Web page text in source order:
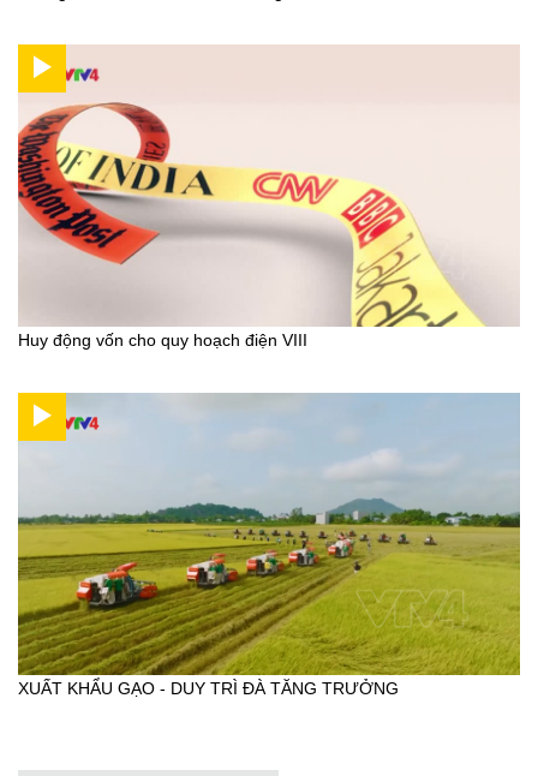
Huy động vốn cho quy hoạch điện VIII
XUẤT KHẨU GẠO - DUY TRÌ ĐÀ TĂNG TRƯỞNG